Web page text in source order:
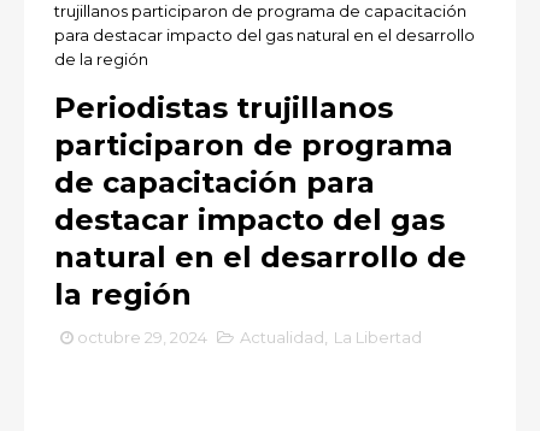
trujillanos participaron de programa de capacitación
para destacar impacto del gas natural en el desarrollo
de la región
Periodistas trujillanos
participaron de programa
de capacitación para
destacar impacto del gas
natural en el desarrollo de
la región
octubre 29, 2024 Actualidad La Libertad